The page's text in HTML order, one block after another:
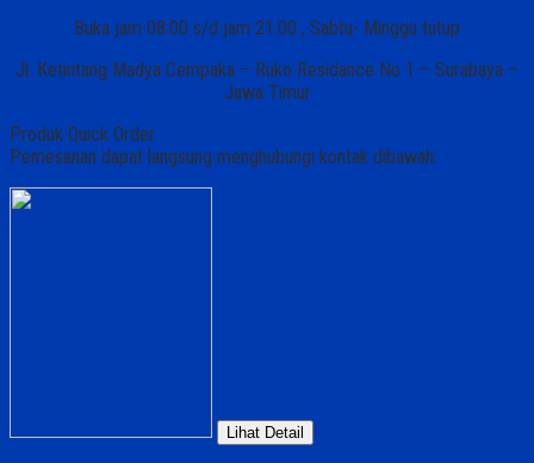
Buka jam 08.00 s/d jam 21.00 , Sabtu- Minggu tutup
Jl. Ketintang Madya Cempaka – Ruko Residance No 1 – Surabaya –
Jawa Timur
Produk Quick Order
Pemesanan dapat langsung menghubungi kontak dibawah:
Lihat Detail